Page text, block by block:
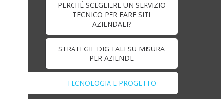
PERCHÉ SCEGLIERE UN SERVIZIO
TECNICO PER FARE SITI
AZIENDALI?
STRATEGIE DIGITALI SU MISURA
PER AZIENDE
TECNOLOGIA E PROGETTO